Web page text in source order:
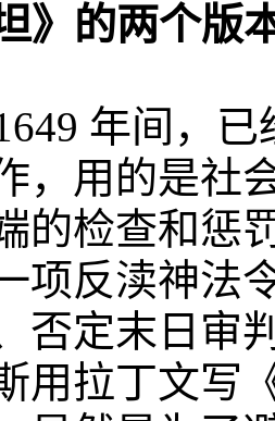
》的两个版
年间，已
，用的是社
的检查和惩
项反渎神法
否定末日审
用拉丁文写